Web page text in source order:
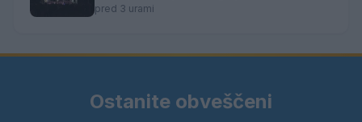
pred 3 urami
Ostanite obveščeni